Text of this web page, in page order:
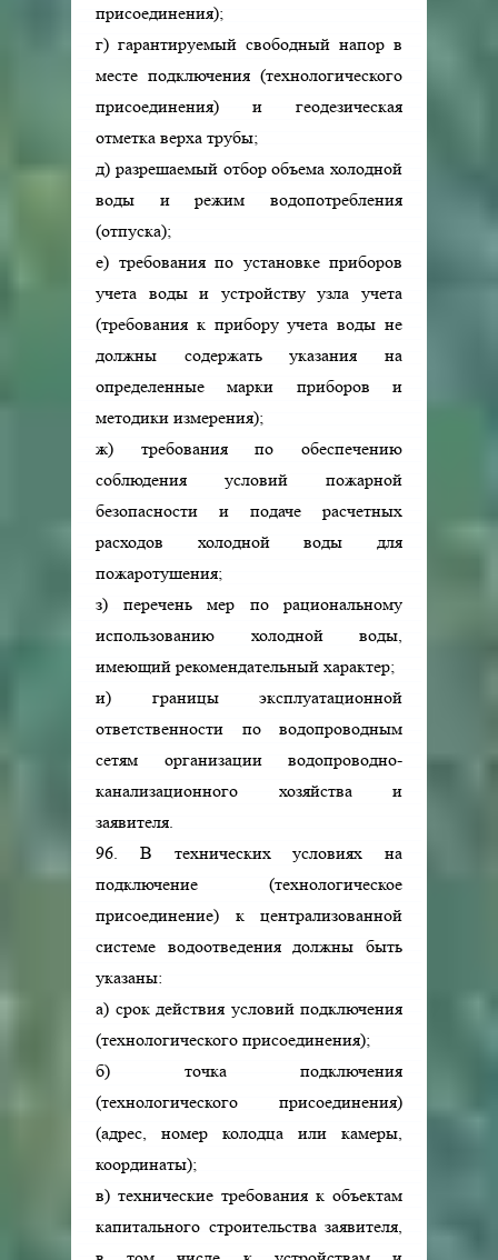
присоединения);
г) гарантируемый свободный напор в
месте подключения (технологического
присоединения) и геодезическая
отметка верха трубы;
д) разрешаемый отбор объема холодной
воды и режим водопотребления
(отпуска);
е) требования по установке приборов
учета воды и устройству узла учета
(требования к прибору учета воды не
должны содержать указания на
определенные марки приборов и
методики измерения);
ж) требования по обеспечению
соблюдения условий пожарной
безопасности и подаче расчетных
расходов холодной воды для
пожаротушения;
з) перечень мер по рациональному
использованию холодной воды,
имеющий рекомендательный характер;
и) границы эксплуатационной
ответственности по водопроводным
сетям организации водопроводно-
канализационного хозяйства и
заявителя.
96. В технических условиях на
подключение (технологическое
присоединение) к централизованной
системе водоотведения должны быть
указаны:
а) срок действия условий подключения
(технологического присоединения);
б) точка подключения
(технологического присоединения)
(адрес, номер колодца или камеры,
координаты);
в) технические требования к объектам
капитального строительства заявителя,